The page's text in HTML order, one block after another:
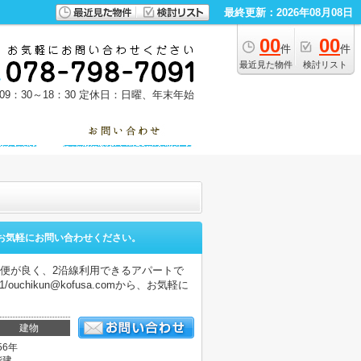
最終更新：2026年08月08日
00件
最近見た物件
00件
検討リスト
：30～18：30 定休日：日曜、年末年始
気軽にお問い合わせください。
が良く、2沿線利用できるアパートで
ouchikun@kofusa.comから、お気軽に
建物
年